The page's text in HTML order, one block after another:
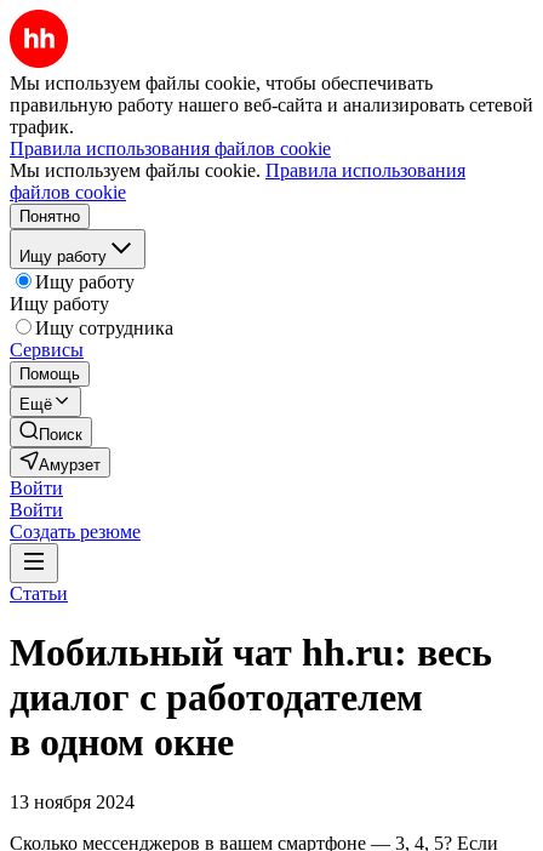
Мы используем файлы cookie, чтобы обеспечивать
правильную работу нашего веб-сайта и анализировать сетевой
трафик.
Правила использования файлов cookie
Мы используем файлы cookie. Правила использования
файлов cookie
Понятно
Ищу работу
Ищу работу
Ищу работу
Ищу сотрудника
Сервисы
Помощь
Ещё
Поиск
Амурзет
Войти
Войти
Создать резюме
Статьи
Мобильный чат hh.ru: весь
диалог с работодателем
в одном окне
13 ноября 2024
Сколько мессенджеров в вашем смартфоне — 3, 4, 5? Если